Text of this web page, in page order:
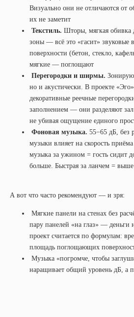
Визуально они не отличаются от
их не заметит
Текстиль. Шторы, мягкая обивка
зоны — всё это «гасит» звуковые
поверхности (бетон, стекло,
мягкие — поглощают
Перегородки и ширмы.
но и акустически. В проекте
декоративные реечные
заполнением — они разделяют
не убивая ощущение единого
Фоновая музыка. 55−65 дБ, без
музыки влияет на скорость
музыка за ужином = гость сидит
больше. Быстрая за ланчем = выше
А вот что часто рекомендуют — и зря:
Мягкие панели на стенах без
пару панелей «на глаз» — деньги
проект считается по формулам:
площадь поглощающих
Музыка «погромче, чтобы
наращивает общий уровень дБ, а